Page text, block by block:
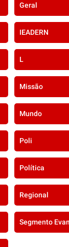
Geral
IEADERN
L
Missão
Mundo
Poli
Política
Regional
Segmento